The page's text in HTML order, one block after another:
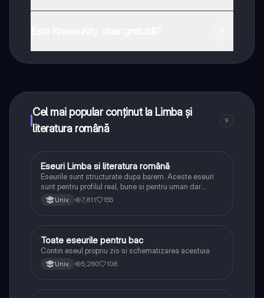
Cel mai popular conținut la Limba și
literatura română
9
Limba și literatura română
Eseuri Limba si literatura română
Eseurile sunt structurate dupa barem. Aceste eseuri
sunt pentru profilul real, bune si pentru uman dar
lipsesc relatiile dintre personaje si caracrerizarile.
Univ. 7,811 155
Limba și literatura română
Toate eseurile pentru bac
Contin eseul propriu zis si schematizarea acestuia
Univ. 5,280 108